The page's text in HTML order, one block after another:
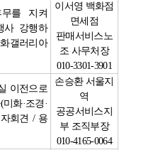
무를 지켜
사 강행하
갤러리아
이서영 백화점
면세점
판매서비스노
조 사무처장
010-3301-3901
이전으로
(미화·조경 ·
회견 / 용
손승환 서울지
역
공공서비스지
부 조직부장
010-4165-0064